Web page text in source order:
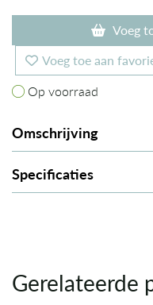
Voeg
Voeg toe aan
Op voorraad
Op voorraad
Omschrijving
Specificaties
Gerelateerde